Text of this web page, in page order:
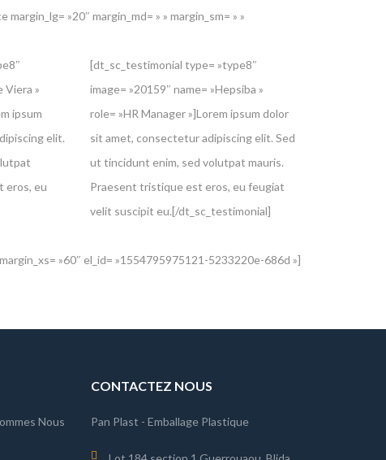
»20″ margin_md= » » margin_sm= » »
Viera »
ipsum
elit.
eros, eu
[dt_sc_testimonial type= »type8″
image= »20159″ name= »Hepsiba »
role= »HR Manager »]Lorem ipsum dolor
sit amet, consectetur adipiscing elit. Sed
ut tincidunt enim, sed volutpat mauris.
Praesent tristique est eros, eu feugiat
velit suscipit eu.[/dt_sc_testimonial]
»60″ el_id= »1554795975121-5233220e-686d »]
Nous
CONTACTEZ NOUS
Pan Plast - Emballage Plastique